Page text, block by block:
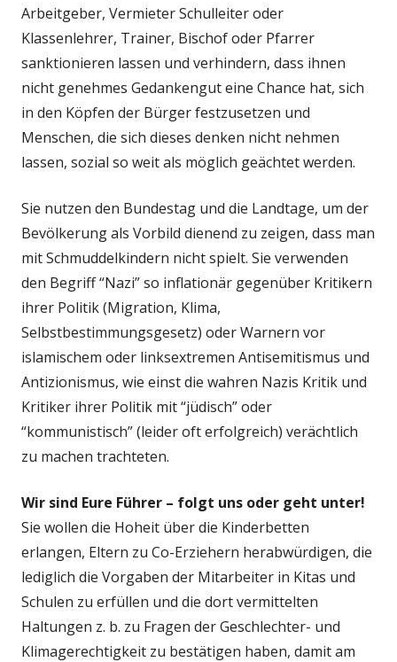
Arbeitgeber, Vermieter Schulleiter oder
Klassenlehrer, Trainer, Bischof oder Pfarrer
sanktionieren lassen und verhindern, dass ihnen
nicht genehmes Gedankengut eine Chance hat, sich
in den Köpfen der Bürger festzusetzen und
Menschen, die sich dieses denken nicht nehmen
lassen, sozial so weit als möglich geächtet werden.
Sie nutzen den Bundestag und die Landtage, um der
Bevölkerung als Vorbild dienend zu zeigen, dass man
mit Schmuddelkindern nicht spielt. Sie verwenden
den Begriff “Nazi” so inflationär gegenüber Kritikern
ihrer Politik (Migration, Klima,
Selbstbestimmungsgesetz) oder Warnern vor
islamischem oder linksextremen Antisemitismus und
Antizionismus, wie einst die wahren Nazis Kritik und
Kritiker ihrer Politik mit “jüdisch” oder
“kommunistisch” (leider oft erfolgreich) verächtlich
zu machen trachteten.
Wir sind Eure Führer – folgt uns oder geht unter!
Sie wollen die Hoheit über die Kinderbetten
erlangen, Eltern zu Co-Erziehern herabwürdigen, die
lediglich die Vorgaben der Mitarbeiter in Kitas und
Schulen zu erfüllen und die dort vermittelten
Haltungen z. b. zu Fragen der Geschlechter- und
Klimagerechtigkeit zu bestätigen haben, damit am